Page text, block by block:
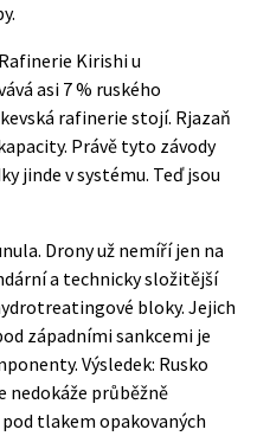
Kirishi u
asi 7 % ruského
rafinerie stojí. Rjazaň
Právě tyto závody
jinde v systému. Teď jsou
Drony už nemíří jen na
a technicky složitější
bloky. Jejich
západními sankcemi je
Výsledek: Rusko
nedokáže průběžně
tlakem opakovaných